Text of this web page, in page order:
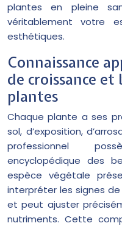
plantes en pleine
véritablement votre
esthétiques.
Connaissance
de croissance
plantes
Chaque plante a ses
sol, d’exposition,
professionnel
encyclopédique des
espèce végétale
interpréter les signes
et peut ajuster
nutriments. Cette